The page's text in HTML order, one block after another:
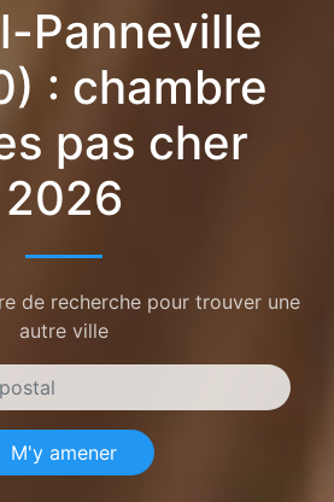
Panneville
: chambre
pas cher
2026
de recherche pour trouver une
autre ville
M'y amener